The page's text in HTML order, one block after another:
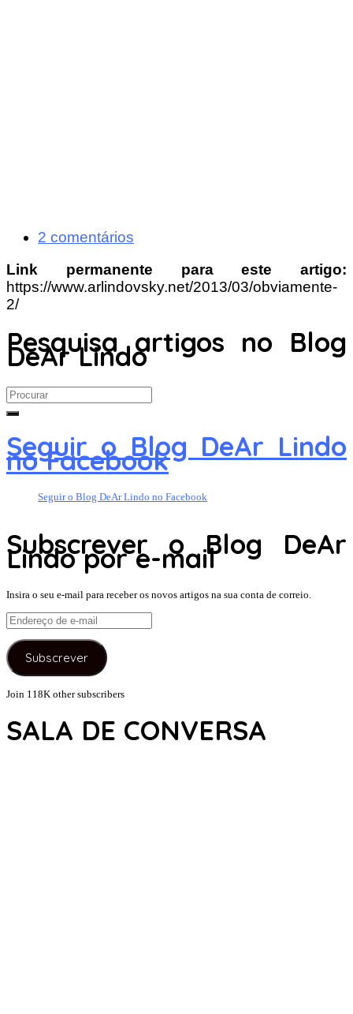
2 comentários
Link permanente para este artigo:
https://www.arlindovsky.net/2013/03/obviamente-
2/
Pesquisa artigos no Blog
DeAr Lindo
Search
for:
Seguir o Blog DeAr Lindo
no Facebook
Seguir o Blog DeAr Lindo no Facebook
Subscrever o Blog DeAr
Lindo por e-mail
Insira o seu e-mail para receber os novos artigos na sua conta de correio.
Endereço
de
e-
mail
Subscrever
Join 118K other subscribers
SALA DE CONVERSA